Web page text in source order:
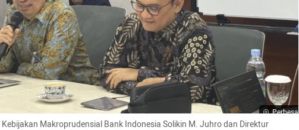
Perbesar
Makroprudensial Bank Indonesia Solikin M. Juhro dan Direktur